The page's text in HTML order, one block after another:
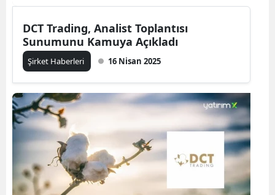
DCT Trading, Analist Toplantısı
Sunumunu Kamuya Açıkladı
Şirket Haberleri 16 Nisan 2025